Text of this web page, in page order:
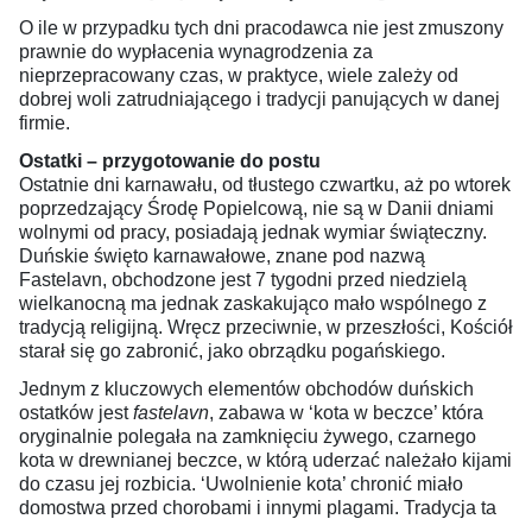
O ile w przypadku tych dni pracodawca nie jest zmuszony
prawnie do wypłacenia wynagrodzenia za
nieprzepracowany czas, w praktyce, wiele zależy od
dobrej woli zatrudniającego i tradycji panujących w danej
firmie.
Ostatki – przygotowanie do postu
Ostatnie dni karnawału, od tłustego czwartku, aż po wtorek
poprzedzający Środę Popielcową, nie są w Danii dniami
wolnymi od pracy, posiadają jednak wymiar świąteczny.
Duńskie święto karnawałowe, znane pod nazwą
Fastelavn, obchodzone jest 7 tygodni przed niedzielą
wielkanocną ma jednak zaskakująco mało wspólnego z
tradycją religijną. Wręcz przeciwnie, w przeszłości, Kościół
starał się go zabronić, jako obrządku pogańskiego.
Jednym z kluczowych elementów obchodów duńskich
ostatków jestfastelavn, zabawa w ‘kota w beczce’ która
oryginalnie polegała na zamknięciu żywego, czarnego
kota w drewnianej beczce, w którą uderzać należało kijami
do czasu jej rozbicia. ‘Uwolnienie kota’ chronić miało
domostwa przed chorobami i innymi plagami. Tradycja ta